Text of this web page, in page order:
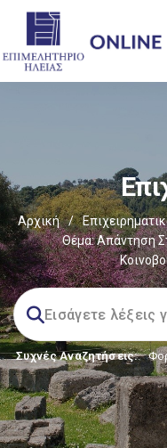
Αρχική /
Θέμα: Απάντηση
Συχνές Αναζητήσεις: